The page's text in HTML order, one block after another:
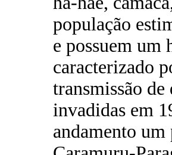
população
e possuem um
caracterizado
transmissão de
invadidas em
andamento um